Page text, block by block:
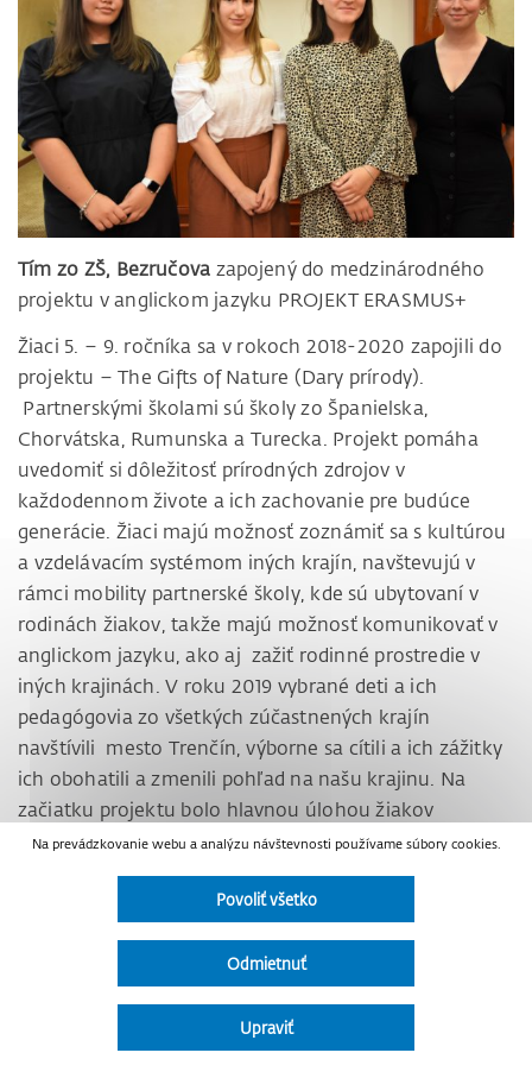
Tím zo ZŠ, Bezručova zapojený do medzinárodného
projektu v anglickom jazyku PROJEKT ERASMUS+
Žiaci 5. – 9. ročníka sa v rokoch 2018-2020 zapojili do
projektu – The Gifts of Nature (Dary prírody).
Partnerskými školami sú školy zo Španielska,
Chorvátska, Rumunska a Turecka. Projekt pomáha
uvedomiť si dôležitosť prírodných zdrojov v
každodennom živote a ich zachovanie pre budúce
generácie. Žiaci majú možnosť zoznámiť sa s kultúrou
a vzdelávacím systémom iných krajín, navštevujú v
rámci mobility partnerské školy, kde sú ubytovaní v
rodinách žiakov, takže majú možnosť komunikovať v
anglickom jazyku, ako aj zažiť rodinné prostredie v
iných krajinách. V roku 2019 vybrané deti a ich
pedagógovia zo všetkých zúčastnených krajín
navštívili mesto Trenčín, výborne sa cítili a ich zážitky
ich obohatili a zmenili pohľad na našu krajinu. Na
začiatku projektu bolo hlavnou úlohou žiakov
vymyslieť a nakresliť logo a slogan projektu, kde
dievčatá tejto školy boli najlepšie a ich logo je
všadeprítomné v tomto projekte. Získané skúsenosti
Žiaci, ktorí sa aktívne zúčastňujú projektu: Vanda
Podoláková (9A), Emma Kraus (9B), Katarína
Na prevádzkovanie webu a analýzu návštevnosti používame súbory cookies.
Povoliť všetko
Odmietnuť
Upraviť